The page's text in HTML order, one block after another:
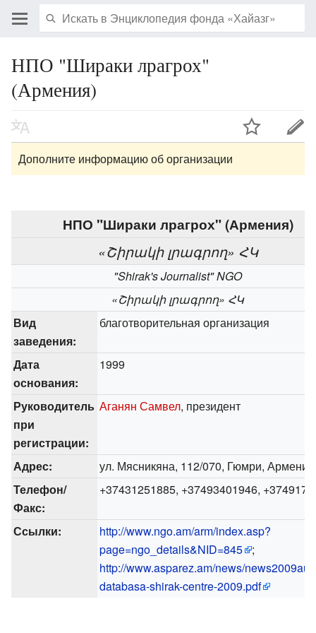
НПО "Шираки лрагрох"
(Армения)
Дополните информацию об организации
НПО "Шираки лрагрох" (Армения)
«Շիրակի լրագրող» ՀԿ
"Shirak's Journalist" NGO
«Շիրակի լրագրող» ՀԿ
Вид
заведения:
благотворительная организация
Дата
основания:
1999
Руководитель
при
регистрации:
Аганян Самвел, президент
Адрес:
ул. Мясникяна, 112/070, Гюмри, Армения
Телефон/
Факс:
+37431251885, +37493401946,
Ссылки:
http://www.ngo.am/arm/index.asp?
page=ngo_details&NID=845
;
http://www.asparez.am/news/
databasa-shirak-centre-2009.pdf